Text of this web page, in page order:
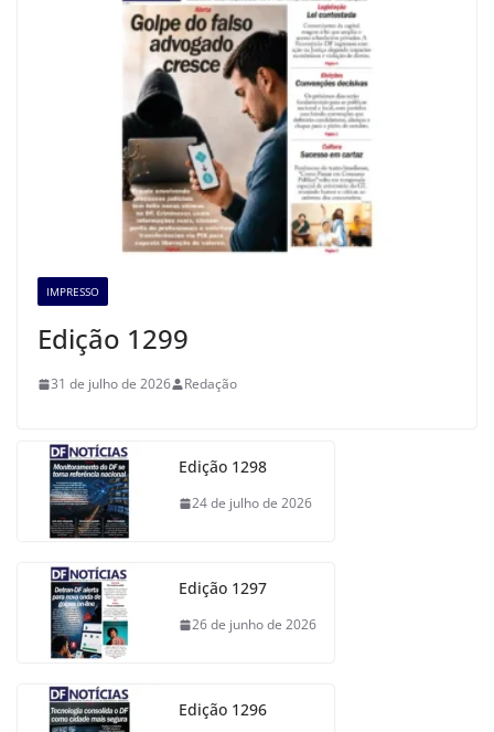
IMPRESSO
Edição 1299
31 de julho de 2026 Redação
Edição 1298
24 de julho de 2026
Edição 1297
26 de junho de 2026
Edição 1296